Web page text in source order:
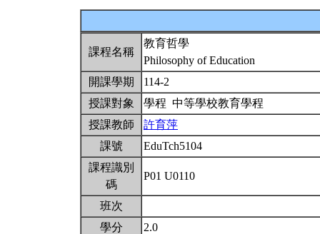
課程名稱
教育哲學
Philosophy of Education
開課學期
114-2
授課對象
學程 中等學校教育學程
授課教師
許育萍
課號
EduTch5104
課程識別
碼
P01 U0110
班次
學分
2.0